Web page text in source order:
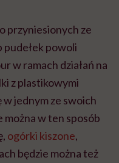
przyniesionych ze
pudełek powoli
w ramach działań na
z plastikowymi
w jednym ze swoich
w ten sposób
ogórki kiszone,
będzie można też